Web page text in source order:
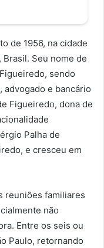
de 1956, na cidade
Seu nome de
sendo
e bancário
Figueiredo, dona de
Palha de
e cresceu em
reuniões familiares
não
Entre os seis ou
Paulo, retornando